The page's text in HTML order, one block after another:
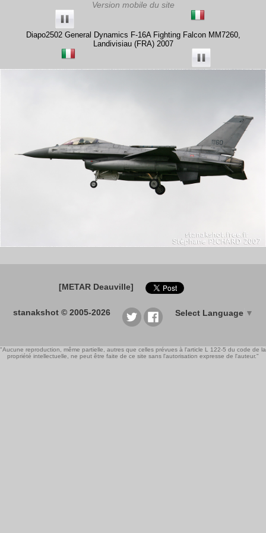
Diapo2502 General Dynamics F-16A Fighting Falcon MM7260,
Landivisiau (FRA) 2007
[METAR Deauville]
stanakshot © 2005-2026 Select Language ▼
"Aucune reproduction, même partielle, autres que celles prévues à l'article L 122-5 du code de la
propriété intellectuelle, ne peut être faite de ce site sans l'autorisation expresse de l'auteur."